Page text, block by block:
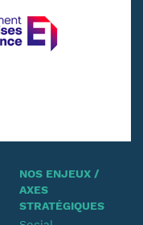
NOS ENJEUX /
AXES
STRATÉGIQUES